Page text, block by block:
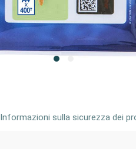
Informazioni sulla sicurezza dei